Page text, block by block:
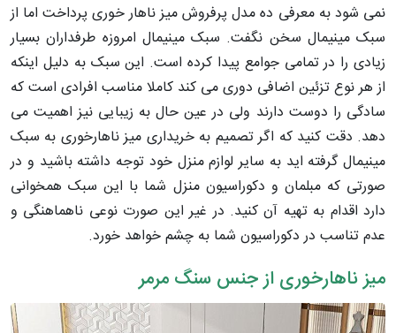
نمی شود به معرفی ده مدل پرفروش میز ناهار خوری پرداخت اما از
سبک مینیمال سخن نگفت. سبک مینیمال امروزه طرفداران بسیار
زیادی را در تمامی جوامع پیدا کرده است. این سبک به دلیل اینکه
از هر نوع تزئین اضافی دوری می کند کاملا مناسب افرادی است که
سادگی را دوست دارند ولی در عین حال به زیبایی نیز اهمیت می
دهد. دقت کنید که اگر تصمیم به خریداری میز ناهارخوری به سبک
مینیمال گرفته اید به سایر لوازم منزل خود توجه داشته باشید و در
صورتی که مبلمان و دکوراسیون منزل شما با این سبک همخوانی
دارد اقدام به تهیه آن کنید. در غیر این صورت نوعی ناهماهنگی و
عدم تناسب در دکوراسیون شما به چشم خواهد خورد.
میز ناهارخوری از جنس سنگ مرمر